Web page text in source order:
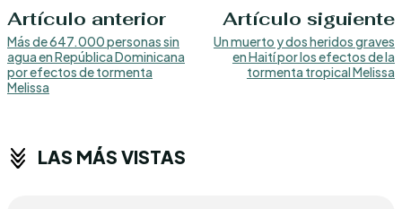
Artículo anterior
Más de 647.000 personas sin
agua en República Dominicana
por efectos de tormenta
Melissa
Artículo siguiente
Un muerto y dos heridos graves
en Haití por los efectos de la
tormenta tropical Melissa
LAS MÁS VISTAS